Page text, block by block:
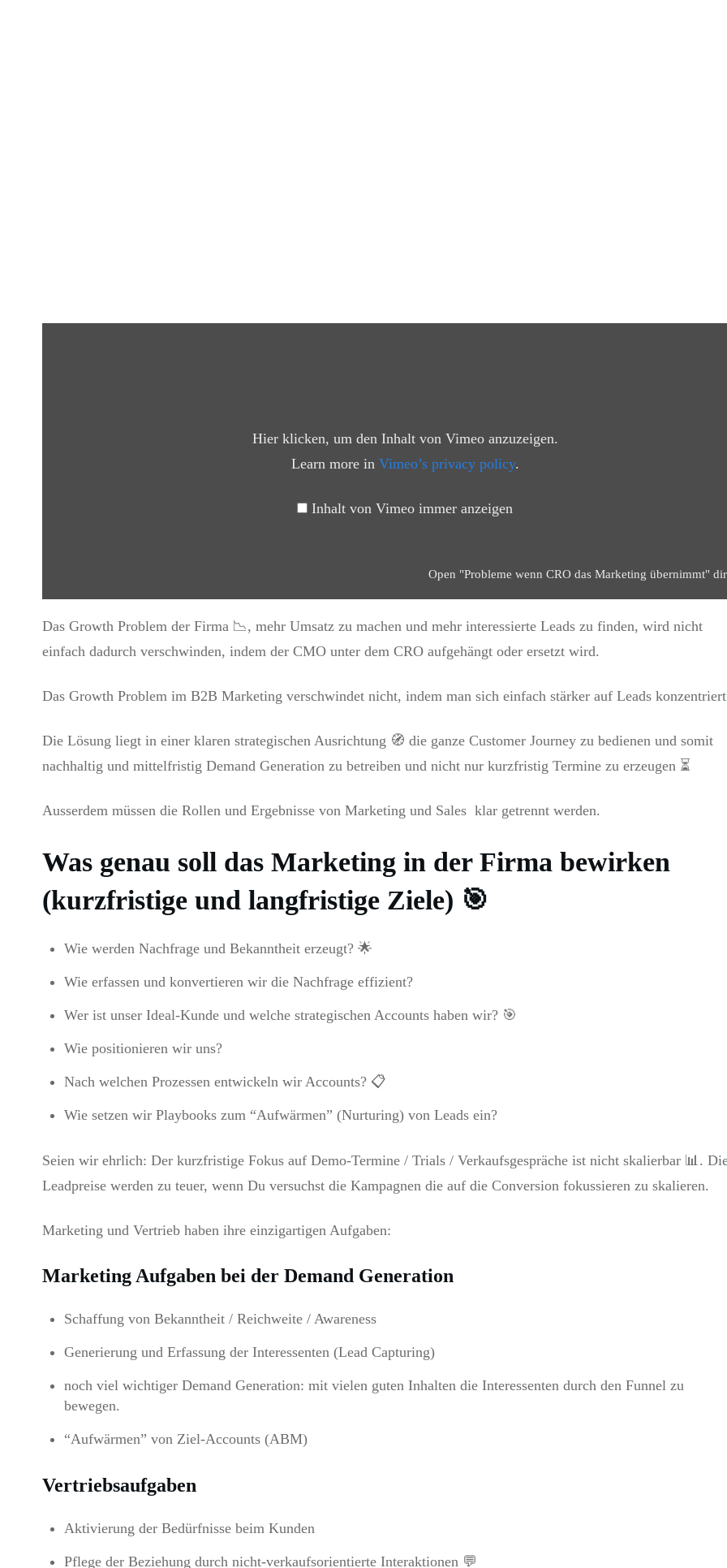
Hier klicken, um den Inhalt von Vimeo anzuzeigen.
Learn more in Vimeo’s privacy policy.
Inhalt von Vimeo immer anzeigen
Open "Probleme wenn CRO das Marketing übernimmt"
Das Growth Problem der Firma 📉, mehr Umsatz zu machen und mehr interessierte Leads zu finden, wird nicht
einfach dadurch verschwinden, indem der CMO unter dem CRO aufgehängt oder ersetzt wird.
Das Growth Problem im B2B Marketing verschwindet nicht, indem man sich einfach stärker auf Leads
Die Lösung liegt in einer klaren strategischen Ausrichtung 🧭 die ganze Customer Journey zu bedienen und somit
nachhaltig und mittelfristig Demand Generation zu betreiben und nicht nur kurzfristig Termine zu erzeugen ⏳
Ausserdem müssen die Rollen und Ergebnisse von Marketing und Sales klar getrennt werden.
Was genau soll das Marketing in der Firma bewirken
(kurzfristige und langfristige Ziele) 🎯
Wie werden Nachfrage und Bekanntheit erzeugt? 🌟
Wie erfassen und konvertieren wir die Nachfrage effizient?
Wer ist unser Ideal-Kunde und welche strategischen Accounts haben wir? 🎯
Wie positionieren wir uns?
Nach welchen Prozessen entwickeln wir Accounts? 📋
Wie setzen wir Playbooks zum “Aufwärmen” (Nurturing) von Leads ein?
Seien wir ehrlich: Der kurzfristige Fokus auf Demo-Termine / Trials / Verkaufsgespräche ist nicht skalierbar 📊.
Leadpreise werden zu teuer, wenn Du versuchst die Kampagnen die auf die Conversion fokussieren zu skalieren.
Marketing und Vertrieb haben ihre einzigartigen Aufgaben:
Marketing Aufgaben bei der Demand Generation
Schaffung von Bekanntheit / Reichweite / Awareness
Generierung und Erfassung der Interessenten (Lead Capturing)
noch viel wichtiger Demand Generation: mit vielen guten Inhalten die Interessenten durch den Funnel zu
bewegen.
“Aufwärmen” von Ziel-Accounts (ABM)
Vertriebsaufgaben
Aktivierung der Bedürfnisse beim Kunden
Pflege der Beziehung durch nicht-verkaufsorientierte Interaktionen 💬